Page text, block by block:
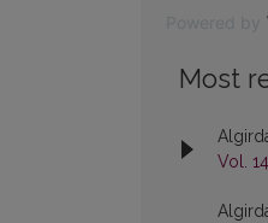
Most
Vol.